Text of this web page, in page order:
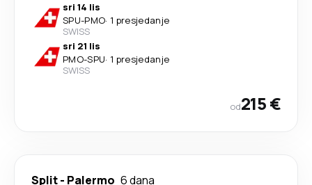
sri 14 lis
SPU-PMO· 1 presjedanje
SWISS
sri 21 lis
PMO-SPU· 1 presjedanje
SWISS
od215 €
Split- Palermo 6 dana